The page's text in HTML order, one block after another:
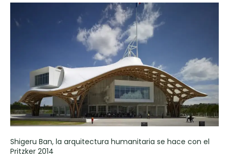
Shigeru Ban, la arquitectura humanitaria se hace con el
Pritzker 2014